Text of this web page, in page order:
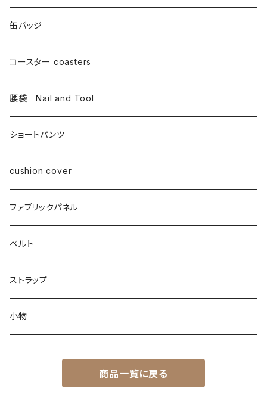
缶バッジ
コースター coasters
腰袋 Nail and Tool
ショートパンツ
cushion cover
ファブリックパネル
ベルト
ストラップ
小物
商品一覧に戻る